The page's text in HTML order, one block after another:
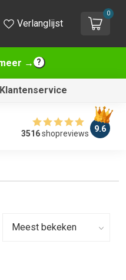
→
Verlanglijst
0
Klantenservice
3516shopreviews 9.6